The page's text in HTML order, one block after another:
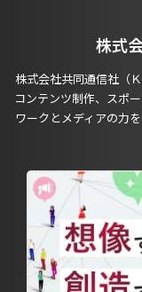
株式
株式会社共同通信社（
コンテンツ制作、スポ
ワークとメディアの力